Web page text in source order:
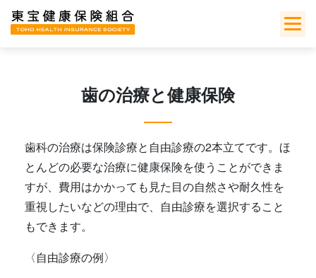
Skip
歯の治療と健康保険
歯科の治療は保険診療と自由診療の2本立てです。ほ
とんどの必要な治療に健康保険を使うことができま
すが、費用はかかっても見た目の自然さや耐久性を
重視したいなどの理由で、自由診療を選択すること
もできます。
〈自由診療の例〉